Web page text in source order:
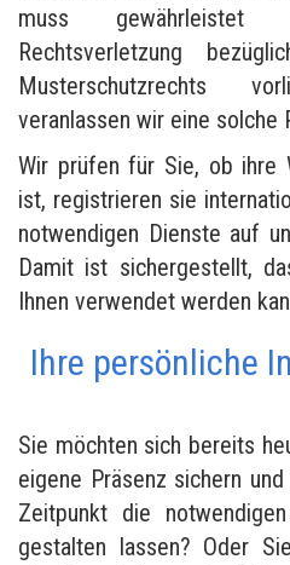
muss
Rechtsverletzung
Musterschutzrechts
veranlassen wir eine solche
Wir prüfen für Sie, ob ihre
ist, registrieren sie
notwendigen Dienste auf
Damit ist sichergestellt,
Ihnen verwendet werden
Ihre persönliche
Sie möchten sich bereits
eigene Präsenz sichern
Zeitpunkt die
gestalten lassen? Oder